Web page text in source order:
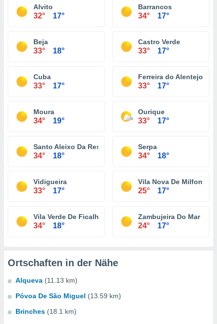
Alvito
32° 17°
Barrancos
34° 17°
Beja
33° 18°
Castro Verde
33° 17°
Cuba
33° 17°
Ferreira do Alentejo
33° 17°
Moura
34° 19°
Ourique
33° 17°
Santo Aleixo Da Restauração
34° 18°
Serpa
34° 18°
Vidigueira
33° 17°
Vila Nova De Milfontes
25° 17°
Vila Verde De Ficalho
34° 18°
Zambujeira Do Mar
24° 17°
Ortschaften in der Nähe
Alqueva (11.13 km)
Póvoa De São Miguel (13.59 km)
Brinches (18.1 km)